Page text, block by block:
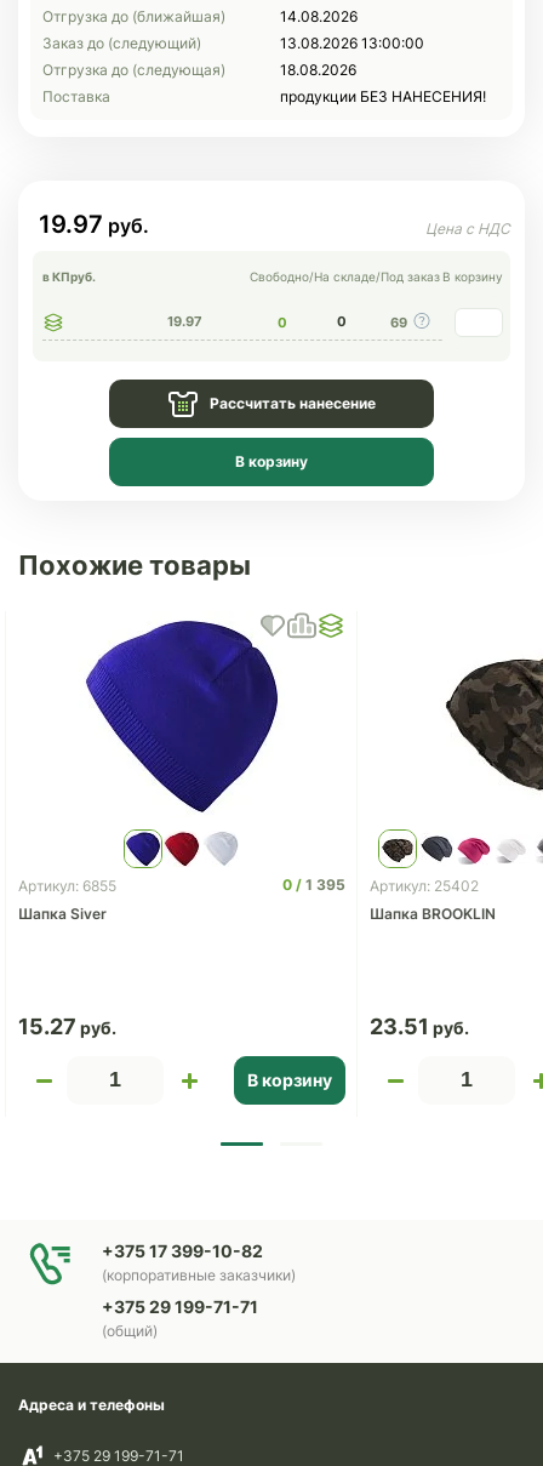
Отгрузка до (ближайшая)
14.08.2026
Заказ до (следующий)
13.08.2026 13:00:00
Отгрузка до (следующая)
18.08.2026
Поставка
продукции БЕЗ НАНЕСЕНИЯ!
19.97
в КПруб. Свободно/На складе/Под заказ В корзину
19.97 0 0 69
Рассчитать нанесение
В корзину
Похожие товары
Артикул: 6855 0
1 395
Шапка Siver
15.27
В корзину
Артикул: 25402
Шапка BROOKLIN
23.51
+375 17 399-10-82
(корпоративные заказчики)
+375 29 199-71-71
(общий)
Адреса и телефоны
+375 29 199-71-71